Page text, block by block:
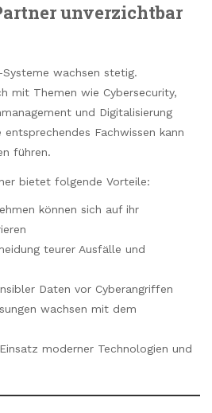
unverzichtbar
wachsen stetig.
mit Themen wie Cybersecurity,
und Digitalisierung
entsprechendes Fachwissen kann
führen.
bietet folgende Vorteile:
können sich auf ihr
teurer Ausfälle und
Daten vor Cyberangriffen
wachsen mit dem
moderner Technologien und